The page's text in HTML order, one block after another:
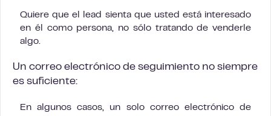
Quiere que el lead sienta que usted está interesado
en él como persona, no sólo tratando de venderle
algo.
Un correo electrónico de seguimiento no siempre
es suficiente:
En algunos casos, un solo correo electrónico de